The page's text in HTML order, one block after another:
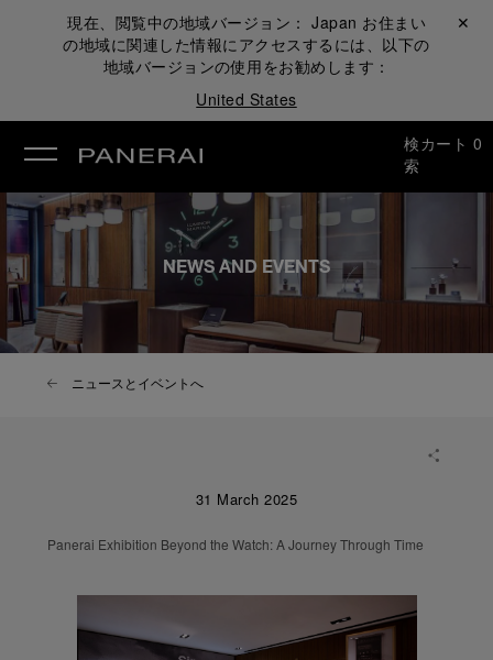
現在、閲覧中の地域バージョン： Japan お住まい
の地域に関連した情報にアクセスするには、以下の
地域バージョンの使用をお勧めします：
United States
閉じる ✕
検
索
カート 0
NEWS AND EVENTS
ニュースとイベントへ
31 March 2025
Panerai Exhibition Beyond the Watch: A Journey Through Time